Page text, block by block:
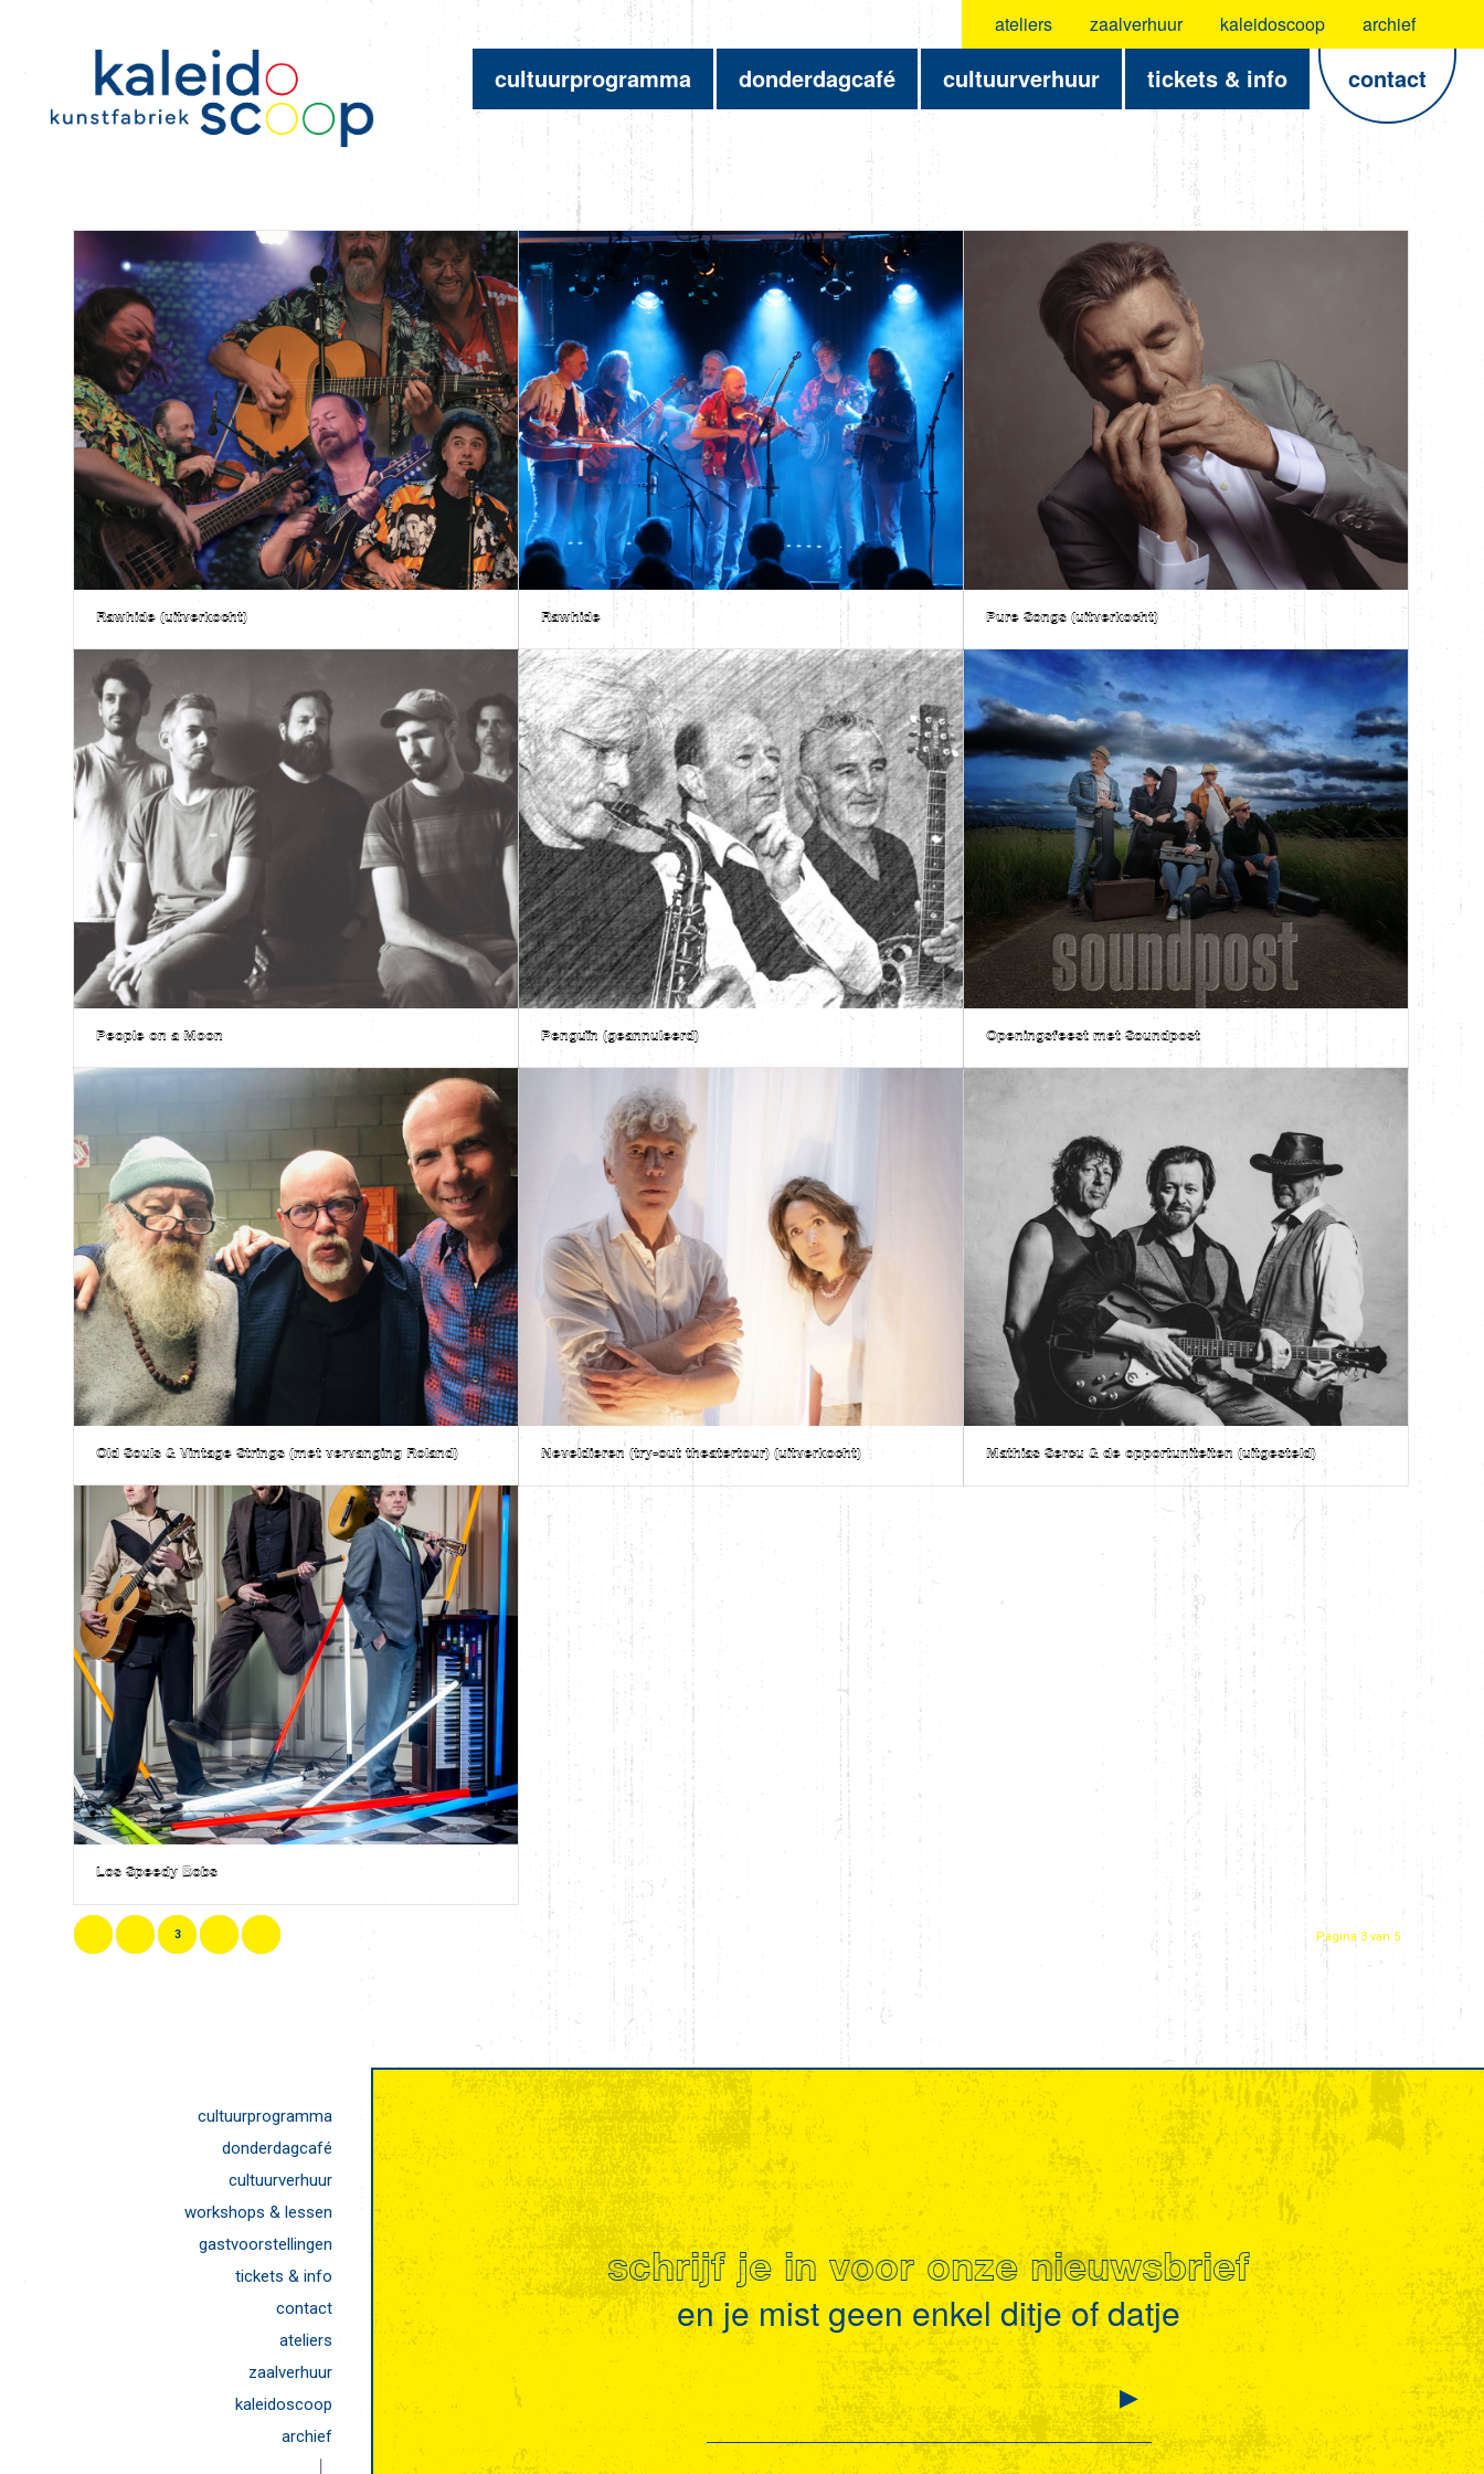
ateliers zaalverhuur kaleidoscoop archief
cultuurprogramma donderdagcafé cultuurverhuur tickets & info contact
Rawhide (uitverkocht) Rawhide Pure Songs (uitverkocht)
People on a Moon Penguïn (geannuleerd) Openingsfeest met Soundpost
Old Souls & Vintage Strings (met vervanging Roland) Neveldieren (try-out theatertour) (uitverkocht) Mathias Sercu & de opportuniteiten (uitgesteld)
Los Speedy Bobs
Pagina 3 van 5
3
cultuurprogramma
donderdagcafé
cultuurverhuur
workshops & lessen
gastvoorstellingen
tickets & info
contact
ateliers
zaalverhuur
kaleidoscoop
archief
schrijf je in voor onze nieuwsbrief
en je mist geen enkel ditje of datje